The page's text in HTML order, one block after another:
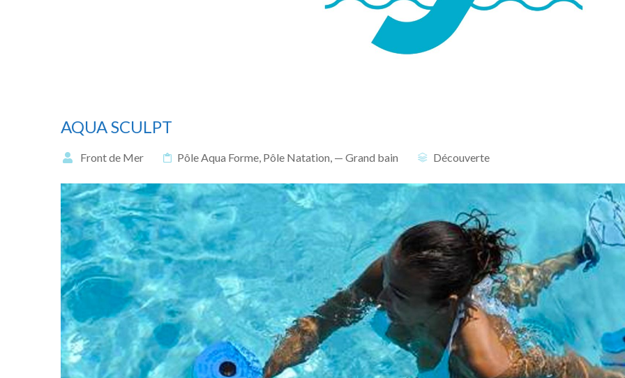
AQUA SCULPT
Front de Mer Pôle Aqua Forme, Pôle Natation, — Grand bain Découverte